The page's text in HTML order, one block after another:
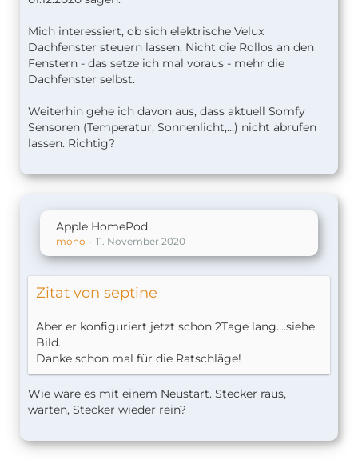
Mich interessiert, ob sich elektrische Velux
Dachfenster steuern lassen. Nicht die Rollos an den
Fenstern - das setze ich mal voraus - mehr die
Dachfenster selbst.
Weiterhin gehe ich davon aus, dass aktuell Somfy
Sensoren (Temperatur, Sonnenlicht,...) nicht abrufen
lassen. Richtig?
Apple HomePod
mono 11. November 2020
Zitat von septine
Aber er konfiguriert jetzt schon 2Tage lang....siehe
Bild.
Danke schon mal für die Ratschläge!
Wie wäre es mit einem Neustart. Stecker raus,
warten, Stecker wieder rein?